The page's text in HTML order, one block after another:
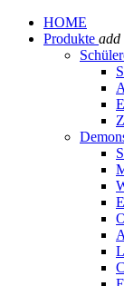
HOME
Produkte add